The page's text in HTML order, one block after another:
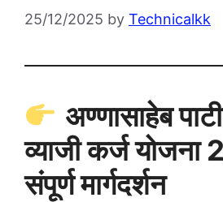
25/12/2025 by Technicalkk
अण्णासाहेब
व्याजी कर्ज
संपूर्ण मार्गदर्शन